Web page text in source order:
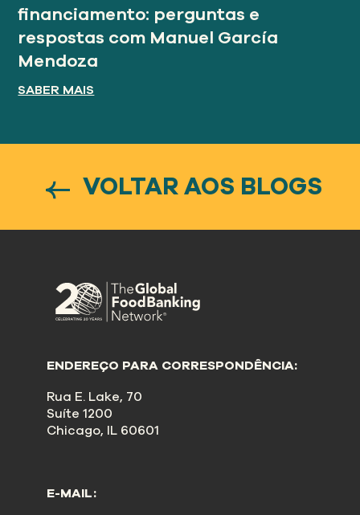
financiamento: perguntas e
respostas com Manuel García
Mendoza
SABER MAIS
VOLTAR AOS BLOGS
ENDEREÇO PARA CORRESPONDÊNCIA:
Rua E. Lake, 70
Suíte 1200
Chicago, IL 60601
E-MAIL: